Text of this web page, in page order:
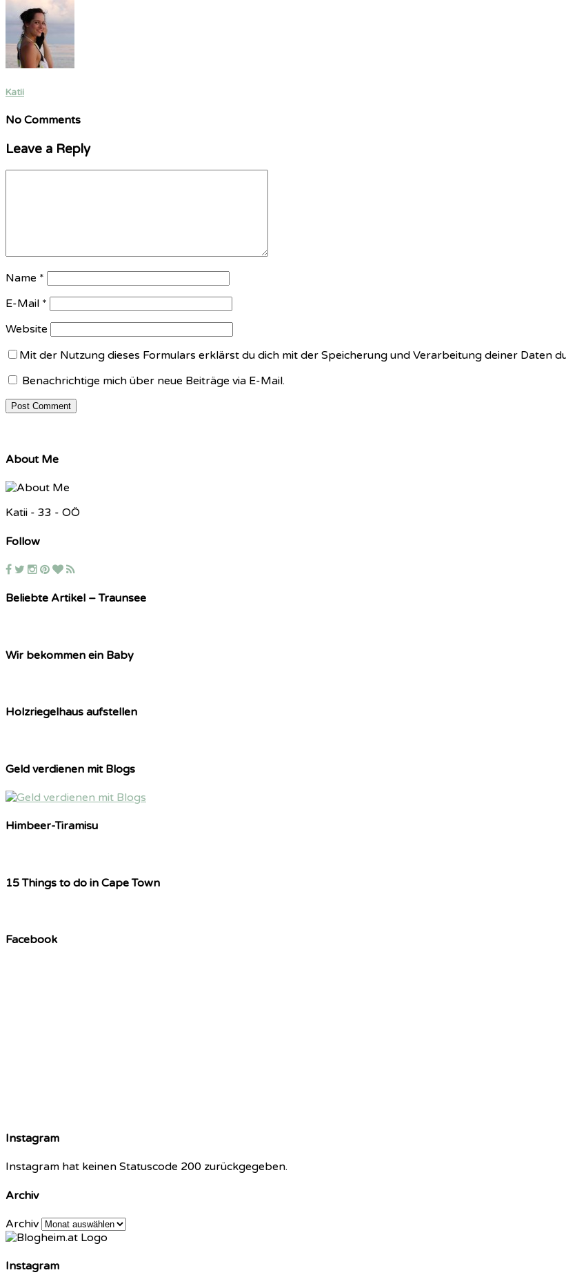
Katii
No Comments
Leave a Reply
Name *
E-Mail *
Website
Mit der Nutzung dieses Formulars erklärst du dich mit der Speicherung und Verarbeitung deiner Daten
Benachrichtige mich über neue Beiträge via E-Mail.
About Me
Katii - 33 - OÖ
Follow
Beliebte Artikel – Traunsee
Wir bekommen ein Baby
Holzriegelhaus aufstellen
Geld verdienen mit Blogs
Himbeer-Tiramisu
15 Things to do in Cape Town
Facebook
Instagram
Instagram hat keinen Statuscode 200 zurückgegeben.
Archiv
Archiv
Instagram